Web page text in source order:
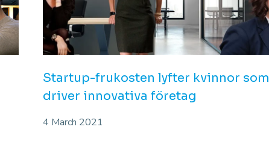
Startup-frukosten lyfter kvinnor som
driver innovativa företag
4 March 2021